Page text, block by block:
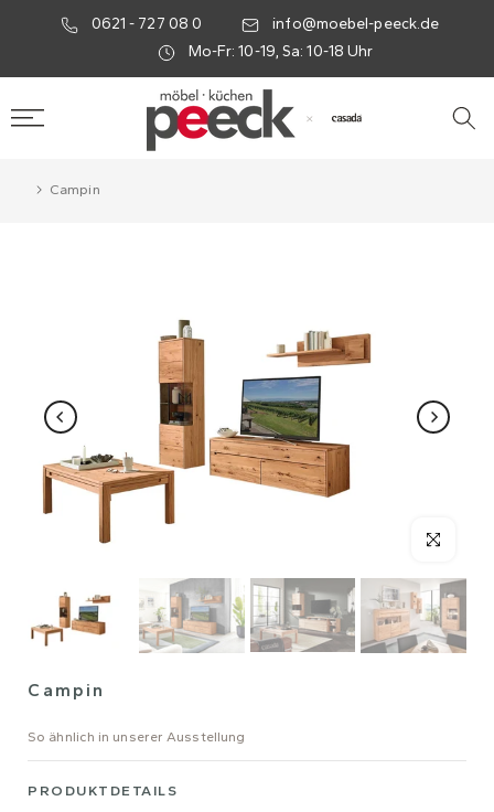
0621 - 727 08 0
info@moebel-peeck.de
Mo-Fr: 10-19, Sa: 10-18 Uhr
×
Campin
Campin
So ähnlich in unserer Ausstellung
PRODUKTDETAILS